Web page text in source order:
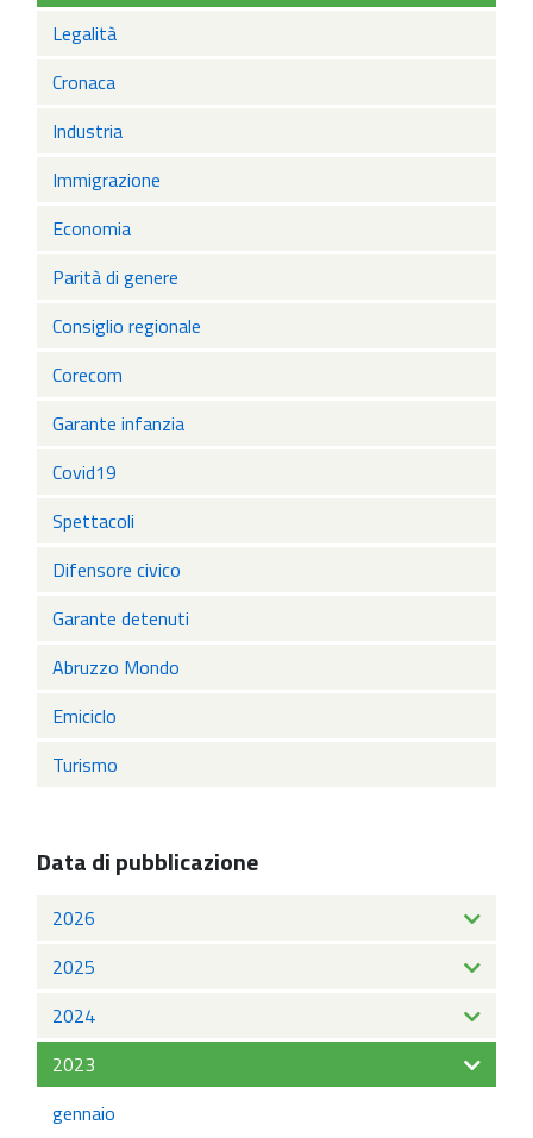
Legalità
Cronaca
Industria
Immigrazione
Economia
Parità di genere
Consiglio regionale
Corecom
Garante infanzia
Covid19
Spettacoli
Difensore civico
Garante detenuti
Abruzzo Mondo
Emiciclo
Turismo
Data di pubblicazione
2026
2025
2024
2023
gennaio